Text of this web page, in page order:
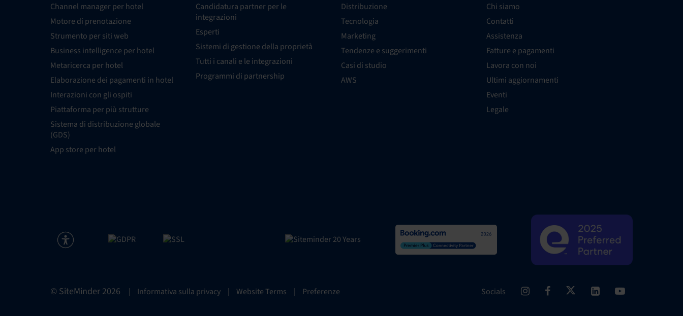
Channel manager per hotel
Motore di prenotazione
Strumento per siti web
Business intelligence per hotel
Metaricerca per hotel
Elaborazione dei pagamenti in hotel
Interazioni con gli ospiti
Piattaforma per più strutture
Sistema di distribuzione globale
(GDS)
App store per hotel
Candidatura partner per le
integrazioni
Esperti
Sistemi di gestione della proprietà
Tutti i canali e le integrazioni
Programmi di partnership
Distribuzione
Tecnologia
Marketing
Tendenze e suggerimenti
Casi di studio
AWS
Chi siamo
Contatti
Assistenza
Fatture e pagamenti
Lavora con noi
Ultimi aggiornamenti
Eventi
Legale
© SiteMinder 2026 | Informativa sulla privacy | Website Terms | Preferenze Socials